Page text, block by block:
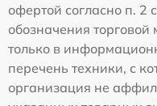
офертой согласно п. 2
обозначения
только в
перечень техники, с
организация не